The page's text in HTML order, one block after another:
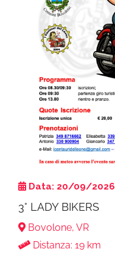
Data: 20/09/2026
3° LADY BIKERS
Bovolone, VR
Distanza: 19 km